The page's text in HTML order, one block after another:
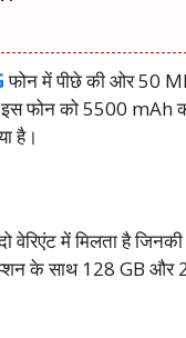
फोन में पीछे की ओर 50
फोन को 5500 mAh की
है।
दो वेरिएंट में मिलता है
के साथ 128 GB और